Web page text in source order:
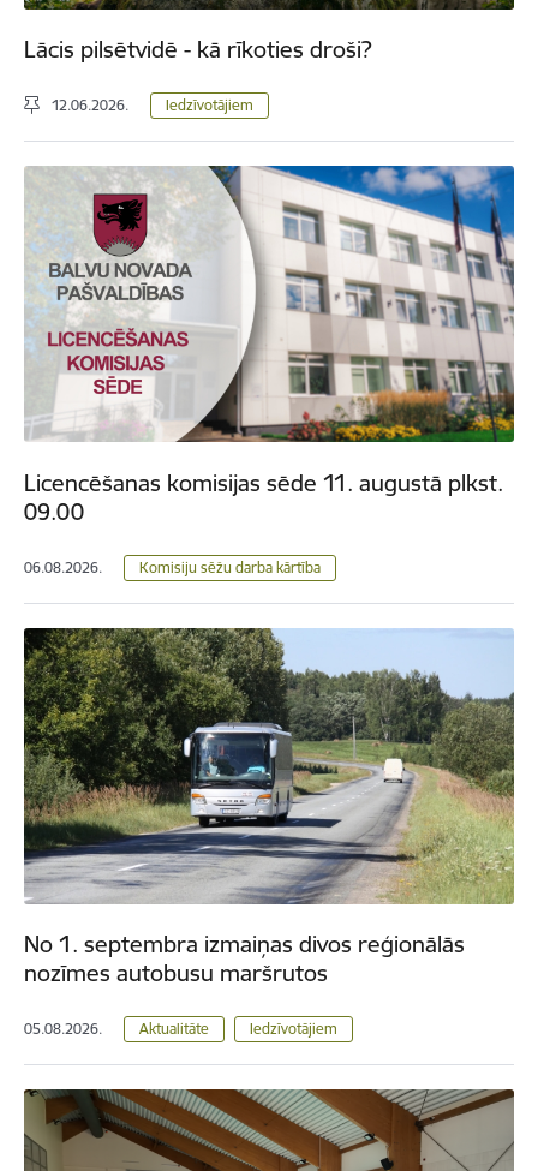
Lācis pilsētvidē - kā rīkoties droši?
12.06.2026. Iedzīvotājiem
Licencēšanas komisijas sēde 11. augustā plkst.
09.00
06.08.2026. Komisiju sēžu darba kārtība
No 1. septembra izmaiņas divos reģionālās
nozīmes autobusu maršrutos
05.08.2026. Aktualitāte Iedzīvotājiem